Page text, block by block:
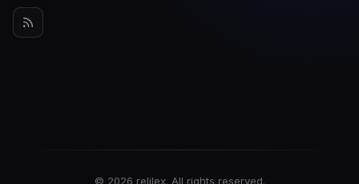
© 2026 relilex. All rights reserved.